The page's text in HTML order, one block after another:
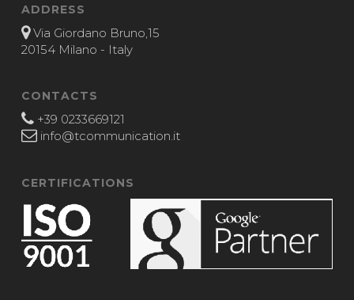
ADDRESS
Via Giordano Bruno,15
20154 Milano - Italy
CONTACTS
+39 0233669121
info@tcommunication.it
CERTIFICATIONS